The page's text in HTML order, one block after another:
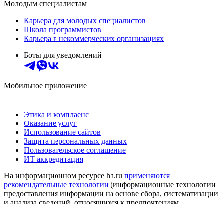
Молодым специалистам
Карьера для молодых специалистов
Школа программистов
Карьера в некоммерческих организациях
Боты для уведомлений
Мобильное приложение
Этика и комплаенс
Оказание услуг
Использование сайтов
Защита персональных данных
Пользовательское соглашение
ИТ аккредитация
На информационном ресурсе hh.ru применяются
рекомендательные технологии (информационные технологии
предоставления информации на основе сбора, систематизации